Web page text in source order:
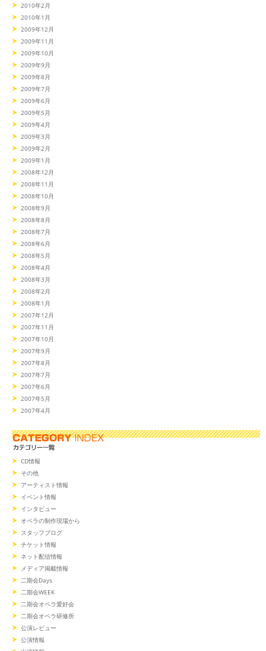
2010年2月
2010年1月
2009年12月
2009年11月
2009年10月
2009年9月
2009年8月
2009年7月
2009年6月
2009年5月
2009年4月
2009年3月
2009年2月
2009年1月
2008年12月
2008年11月
2008年10月
2008年9月
2008年8月
2008年7月
2008年6月
2008年5月
2008年4月
2008年3月
2008年2月
2008年1月
2007年12月
2007年11月
2007年10月
2007年9月
2007年8月
2007年7月
2007年6月
2007年5月
2007年4月
CD情報
その他
アーティスト情報
イベント情報
インタビュー
オペラの制作現場から
スタッフブログ
チケット情報
ネット配信情報
メディア掲載情報
二期会Days
二期会WEEK
二期会オペラ愛好会
二期会オペラ研修所
公演レビュー
公演情報